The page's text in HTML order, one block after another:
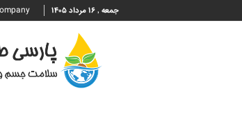
جمعه , ۱۶ مرداد ۱۴۰۵